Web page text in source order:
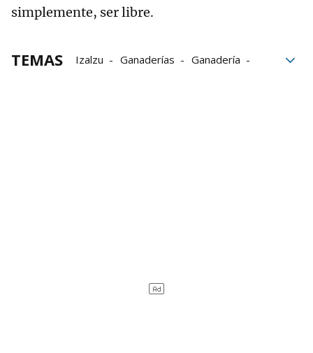
simplemente, ser libre.
TEMAS Izalzu Ganaderías
Ganadería